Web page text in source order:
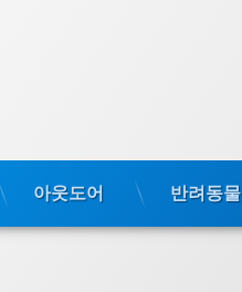
아웃도어 반려동물